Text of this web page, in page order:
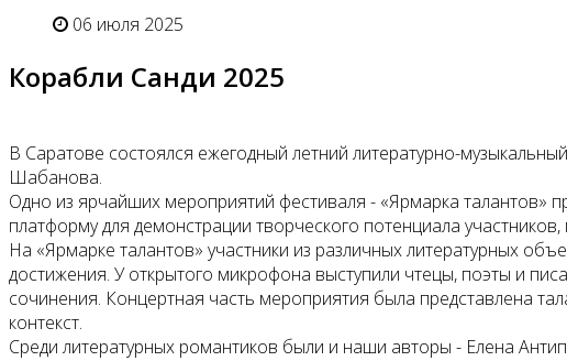
06 июля 2025
Корабли Санди 2025
В Саратове состоялся ежегодный летний литературно-
Шабанова.
Одно из ярчайших мероприятий фестиваля - «Ярмарка
платформу для демонстрации творческого потенциала
На «Ярмарке талантов» участники из различных литературных
достижения. У открытого микрофона выступили чтецы, поэты и
сочинения. Концертная часть мероприятия была представлена
контекст.
Среди литературных романтиков были и наши авторы - Елена